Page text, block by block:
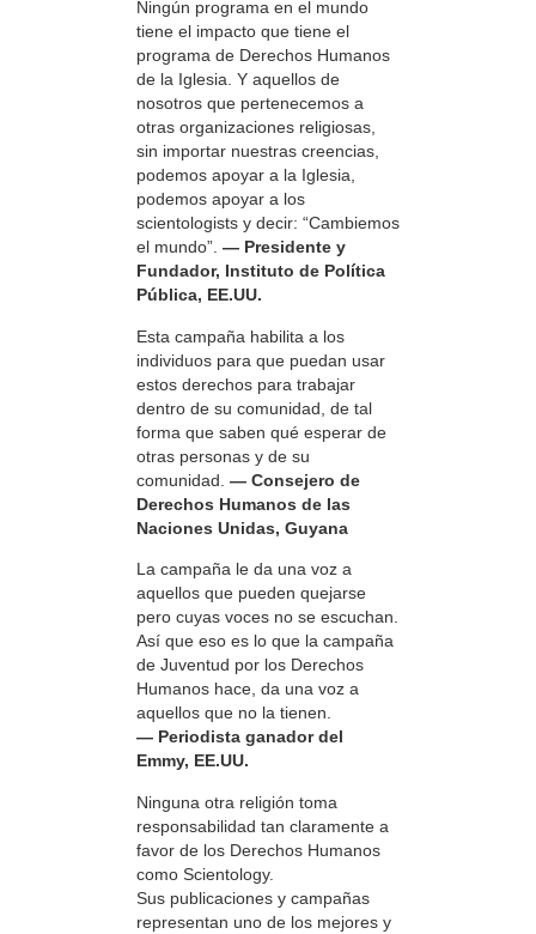
Ningún programa en el mundo
tiene el impacto que tiene el
programa de Derechos Humanos
de la Iglesia. Y aquellos de
nosotros que pertenecemos a
otras organizaciones religiosas,
sin importar nuestras creencias,
podemos apoyar a la Iglesia,
podemos apoyar a los
scientologists y decir: “Cambiemos
el mundo”. — Presidente y
Fundador, Instituto de Política
Pública, EE.UU.
Esta campaña habilita a los
individuos para que puedan usar
estos derechos para trabajar
dentro de su comunidad, de tal
forma que saben qué esperar de
otras personas y de su
comunidad. — Consejero de
Derechos Humanos de las
Naciones Unidas, Guyana
La campaña le da una voz a
aquellos que pueden quejarse
pero cuyas voces no se escuchan.
Así que eso es lo que la campaña
de Juventud por los Derechos
Humanos hace, da una voz a
aquellos que no la tienen.
— Periodista ganador del
Emmy, EE.UU.
Ninguna otra religión toma
responsabilidad tan claramente a
favor de los Derechos Humanos
como Scientology.
Sus publicaciones y campañas
representan uno de los mejores y